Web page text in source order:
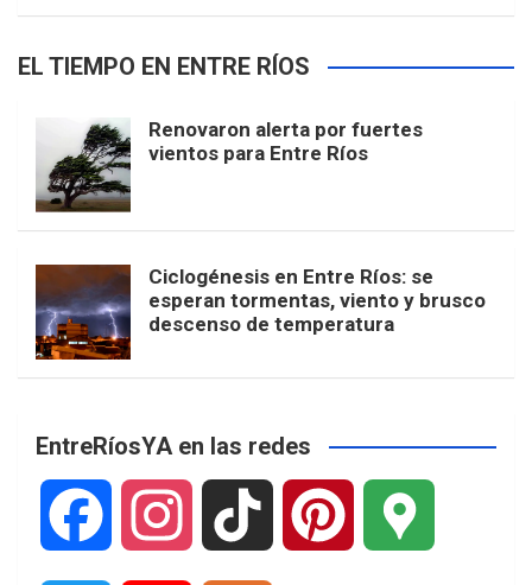
EL TIEMPO EN ENTRE RÍOS
Renovaron alerta por fuertes
vientos para Entre Ríos
Ciclogénesis en Entre Ríos: se
esperan tormentas, viento y brusco
descenso de temperatura
EntreRíosYA en las redes